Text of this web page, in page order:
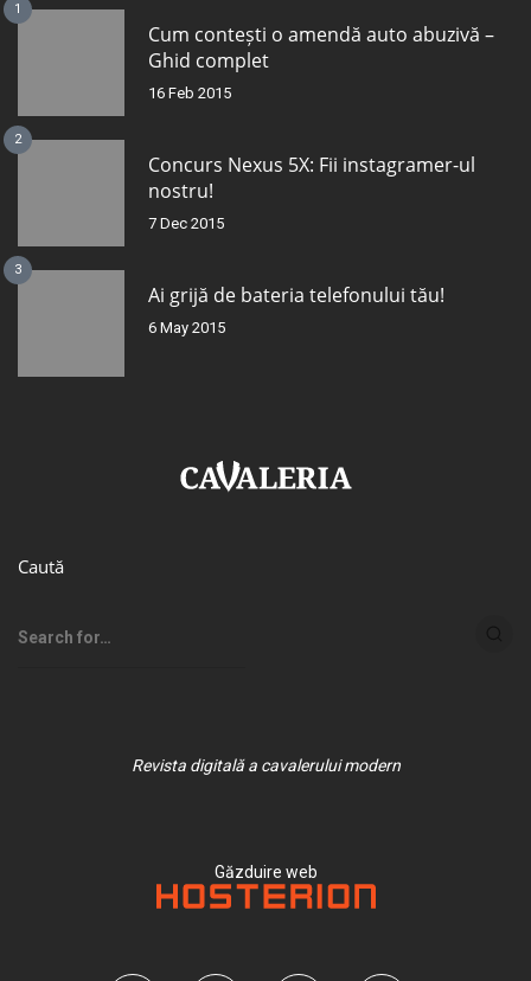
1
Cum contești o amendă auto abuzivă –
Ghid complet
16 Feb 2015
2
Concurs Nexus 5X: Fii instagramer-ul
nostru!
7 Dec 2015
3
Ai grijă de bateria telefonului tău!
6 May 2015
Caută
Revista digitală a cavalerului modern
Găzduire web